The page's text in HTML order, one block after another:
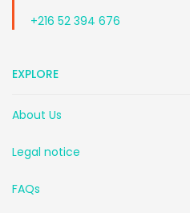
+216 52 394 676
EXPLORE
About Us
Legal notice
FAQs